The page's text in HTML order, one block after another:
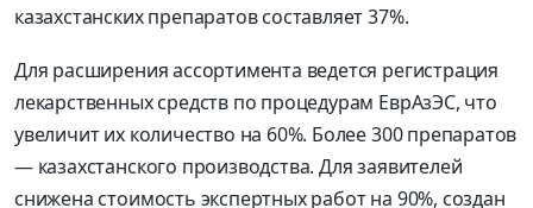
казахстанских препаратов составляет 37%.
Для расширения ассортимента ведется регистрация
лекарственных средств по процедурам ЕврАзЭС, что
увеличит их количество на 60%. Более 300 препаратов
— казахстанского производства. Для заявителей
снижена стоимость экспертных работ на 90%, создан